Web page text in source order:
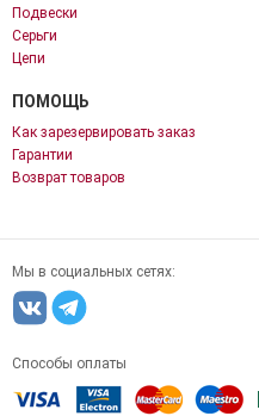
Подвески
Серьги
Цепи
ПОМОЩЬ
Как зарезервировать заказ
Гарантии
Возврат товаров
Мы в социальных сетях:
Способы оплаты